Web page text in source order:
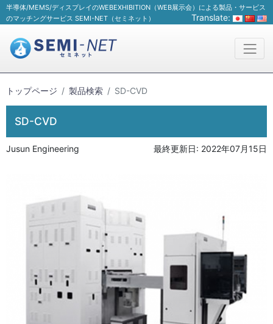
半導体/MEMS/ディスプレイのWEBEXHIBITION（WEB展示会）による製品・サービス
のマッチングサービス SEMI-NET（セミネット）
Translate:
トップページ 製品検索 SD-CVD
SD-CVD
Jusun Engineering 最終更新日: 2022年07月15日